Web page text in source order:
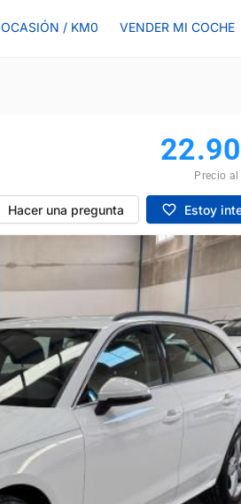
OCASIÓN / KM0 VENDER MI COCHE
Precio
Hacer una pregunta Estoy